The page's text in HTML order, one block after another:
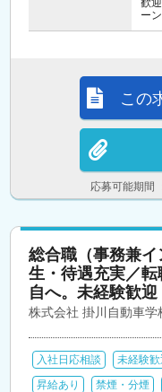
ー
応募可能期
この
総合職（事務兼
生・待遇充実／
自へ。未経験歓迎
株式会社 掛川自動車学
入社日応相談 未経験歓
昇給あり
禁煙・分煙